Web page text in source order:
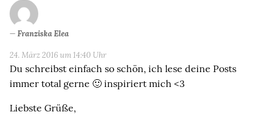
Franziska Elea
24. März 2016 um 14:40 Uhr
Du schreibst einfach so schön, ich lese deine Posts
immer total gerne 🙂 inspiriert mich <3
Liebste Grüße,